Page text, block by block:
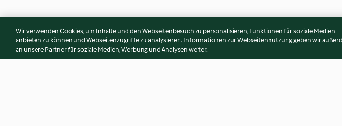
Wir verwenden Cookies, um Inhalte und den Webseitenbesuch zu personalisieren, Funktionen für soziale Medien
anbieten zu können und Webseitenzugriffe zu analysieren. Informationen zur Webseitennutzung geben wir
an unsere Partner für soziale Medien, Werbung und Analysen weiter.